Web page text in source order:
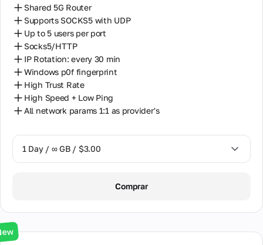
Shared 5G Router
Supports SOCKS5 with UDP
Up to 5 users per port
Socks5/HTTP
IP Rotation: every 30 min
Windows p0f fingerprint
High Trust Rate
High Speed + Low Ping
All network params 1:1 as provider's
1 Day / ∞ GB / $3.00
Comprar